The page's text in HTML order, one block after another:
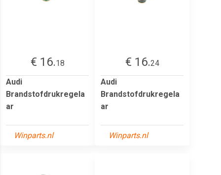
€ 16.18
Audi
Brandstofdrukregela
ar
Winparts.nl
€ 16.24
Audi
Brandstofdrukregela
ar
Winparts.nl